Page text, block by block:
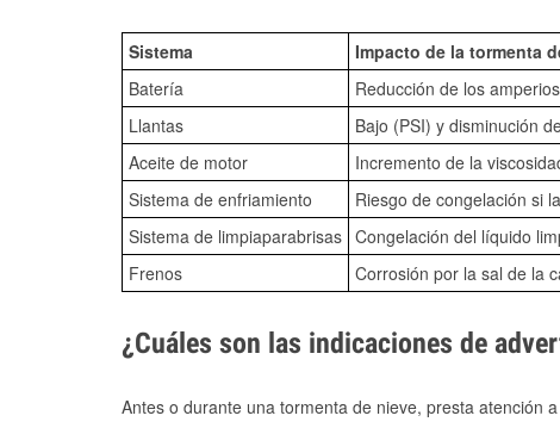
Sistema Impacto de la tormenta
Batería
Reducción de los
Llantas
Bajo (PSI) y disminución
Aceite de motor
Incremento de la
Sistema de enfriamiento
Riesgo de congelación si
Sistema de limpiaparabrisas Congelación del líquido
Frenos
Corrosión por la sal de la
¿Cuáles son las indicaciones de
Antes o durante una tormenta de nieve, presta atención